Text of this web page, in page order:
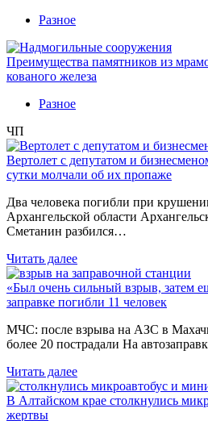
Разное
Преимущества памятников из
кованого железа
Разное
ЧП
Вертолет с депутатом и
сутки молчали об их пропаже
Два человека погибли при
Архангельской области
Сметанин разбился…
Читать далее
«Был очень сильный взрыв, затем
заправке погибли 11 человек
МЧС: после взрыва на АЗС в
более 20 пострадали На
Читать далее
В Алтайском крае столкнулись
жертвы